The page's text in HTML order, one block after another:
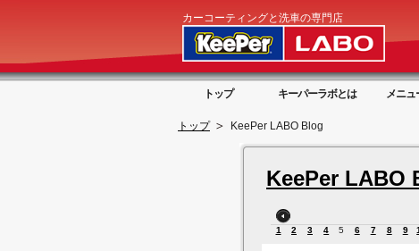
カーコーティングと洗車の専門店
トップ キーパーラボとは メニュ
トップ KeePer LABO Blog
KeePer LABO
1 2 3 4 5 6 7 8 9